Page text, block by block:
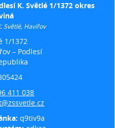
K. Světlé 1/1372 okres
Světlé, Havířov
1/1372
– Podlesí
411 038
q9tiv9a